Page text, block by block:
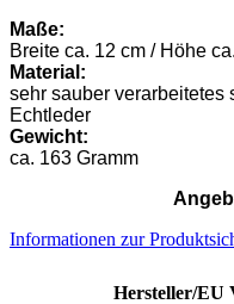
Maße:
Breite ca. 12 cm / Höhe
Material:
sehr sauber verarbeitetes
Echtleder
Gewicht:
ca. 163 Gramm
Informationen zur
Hersteller/EU